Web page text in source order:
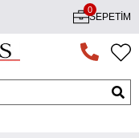
SEPETIM
0